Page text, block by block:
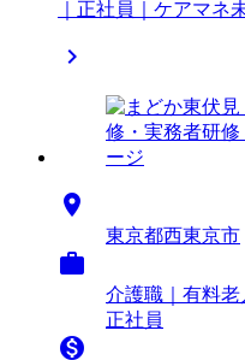
｜正社員｜ケアマネ


東京都西東京市

介護職｜有料老
正社員
